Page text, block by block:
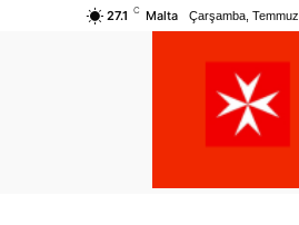
27.1 C Malta Çarşamba,